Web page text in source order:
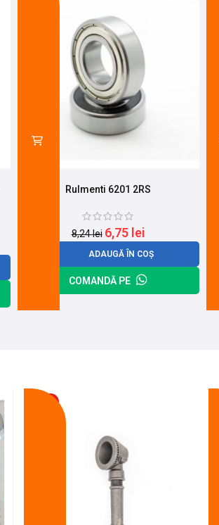
Rulmenti 6201 2RS
8,24lei 6,75 lei
ADAUGĂ ÎN COȘ
COMANDĂ PE